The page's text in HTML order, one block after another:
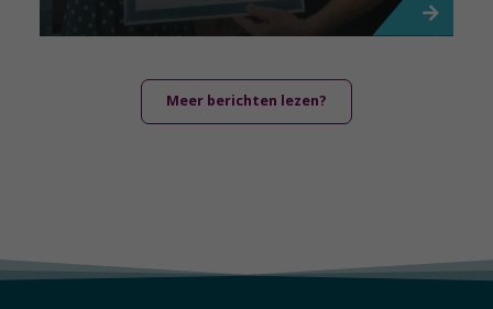
Meer berichten lezen?